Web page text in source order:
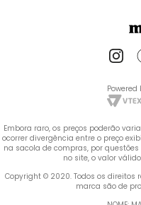
Powered
Embora raro, os preços poderão
ocorrer divergência entre o preço
na sacola de compras, por
no site, o valor
marca são de